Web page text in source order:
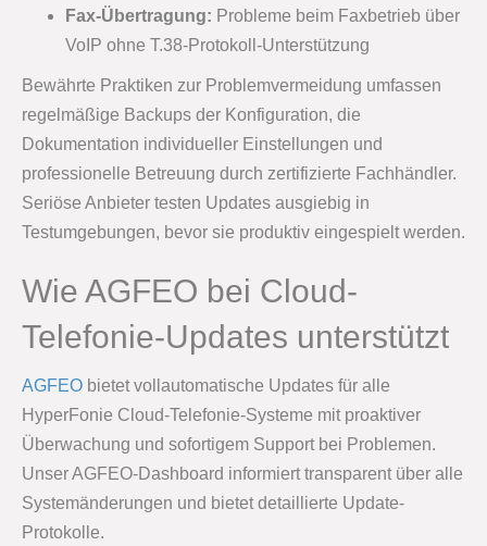
Fax-Übertragung: Probleme beim Faxbetrieb über
VoIP ohne T.38-Protokoll-Unterstützung
Bewährte Praktiken zur Problemvermeidung umfassen
regelmäßige Backups der Konfiguration, die
Dokumentation individueller Einstellungen und
professionelle Betreuung durch zertifizierte Fachhändler.
Seriöse Anbieter testen Updates ausgiebig in
Testumgebungen, bevor sie produktiv eingespielt werden.
Wie AGFEO bei Cloud-
Telefonie-Updates unterstützt
AGFEO bietet vollautomatische Updates für alle
HyperFonie Cloud-Telefonie-Systeme mit proaktiver
Überwachung und sofortigem Support bei Problemen.
Unser AGFEO-Dashboard informiert transparent über alle
Systemänderungen und bietet detaillierte Update-
Protokolle.